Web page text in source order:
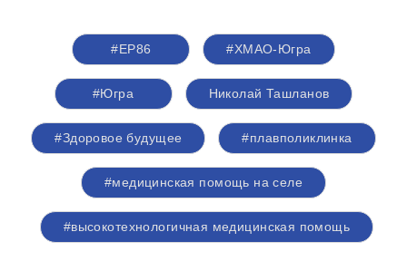
#ЕР86 #ХМАО-Югра
#Югра Николай Ташланов
#Здоровое будущее #плавполиклинка
#медицинская помощь на селе
#высокотехнологичная медицинская помощь